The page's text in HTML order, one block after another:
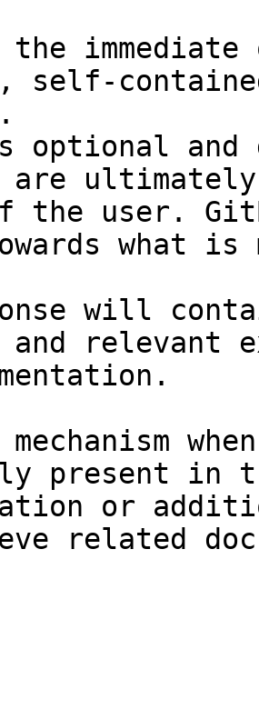
self-
optional and
are
the user.
what
will
and relevant
present in
or